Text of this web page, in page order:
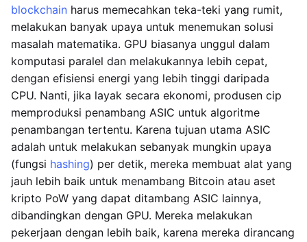
blockchain harus memecahkan teka-teki yang rumit,
melakukan banyak upaya untuk menemukan solusi
masalah matematika. GPU biasanya unggul dalam
komputasi paralel dan melakukannya lebih cepat,
dengan efisiensi energi yang lebih tinggi daripada
CPU. Nanti, jika layak secara ekonomi, produsen cip
memproduksi penambang ASIC untuk algoritme
penambangan tertentu. Karena tujuan utama ASIC
adalah untuk melakukan sebanyak mungkin upaya
(fungsi hashing) per detik, mereka membuat alat yang
jauh lebih baik untuk menambang Bitcoin atau aset
kripto PoW yang dapat ditambang ASIC lainnya,
dibandingkan dengan GPU. Mereka melakukan
pekerjaan dengan lebih baik, karena mereka dirancang